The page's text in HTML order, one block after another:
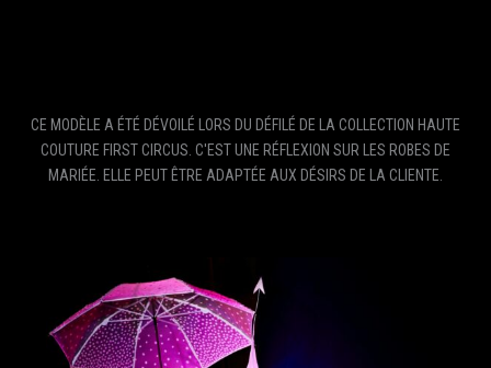
CE MODÈLE A ÉTÉ DÉVOILÉ LORS DU DÉFILÉ DE LA COLLECTION HAUTE
COUTURE FIRST CIRCUS. C'EST UNE RÉFLEXION SUR LES ROBES DE
MARIÉE. ELLE PEUT ÊTRE ADAPTÉE AUX DÉSIRS DE LA CLIENTE.